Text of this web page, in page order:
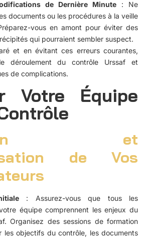
de Dernière Minute : Ne
documents ou les procédures à la veille
vous en amont pour éviter des
qui pourraient sembler suspect.
et en évitant ces erreurs courantes,
déroulement du contrôle Urssaf et
de complications.
Votre Équipe
et
de Vos
: Assurez-vous que tous les
équipe comprennent les enjeux du
Organisez des sessions de formation
les objectifs du contrôle, les documents